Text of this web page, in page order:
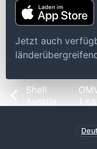
Jetzt auch
Shell
Austria
1